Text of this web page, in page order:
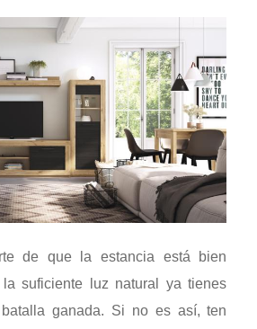
de que la estancia está bien
suficiente luz natural ya tienes
ganada. Si no es así, ten